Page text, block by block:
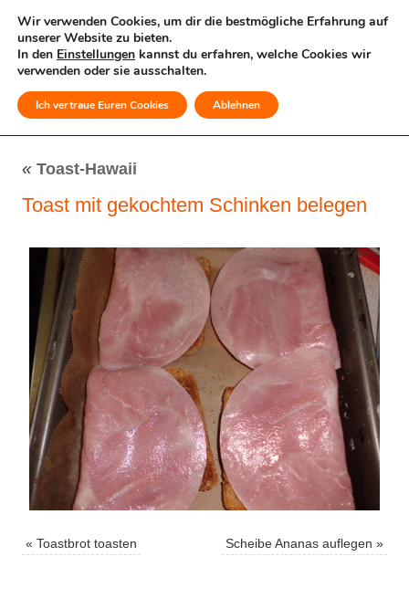
MENÜ
« Toast-Hawaii
Toast mit gekochtem Schinken belegen
« Toastbrot toasten Scheibe Ananas auflegen »
Wir verwenden Cookies, um dir die bestmögliche Erfahrung auf
unserer Website zu bieten.
In den Einstellungen kannst du erfahren, welche Cookies wir
verwenden oder sie ausschalten.
Ich vertraue Euren Cookies Ablehnen